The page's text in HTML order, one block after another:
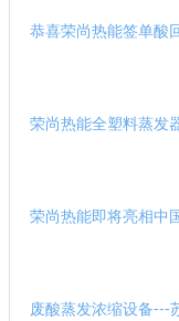
恭喜荣尚热能签单酸
荣尚热能全塑料蒸发
荣尚热能即将亮相中
废酸蒸发浓缩设备---